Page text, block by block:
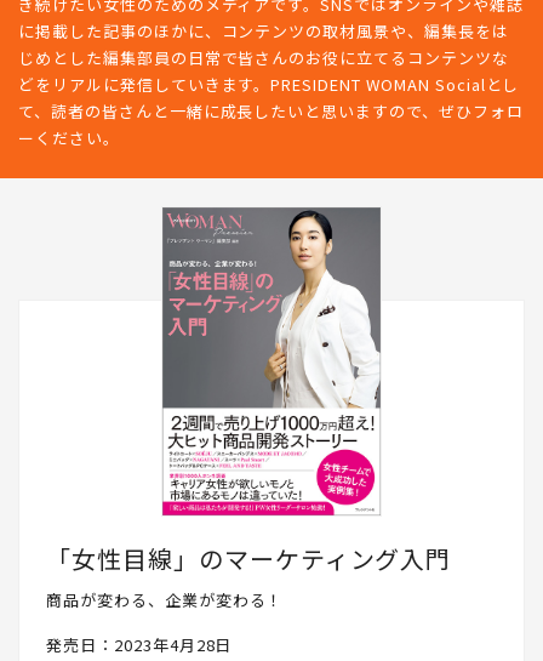
に掲載した記事のほかに、コンテンツの取材風景や、編集長をは
じめとした編集部員の日常で皆さんのお役に立てるコンテンツな
どをリアルに発信していきます。PRESIDENT WOMAN Socialとし
て、読者の皆さんと一緒に成長したいと思いますので、ぜひフォロ
ーください。
「女性目線」のマーケティング入門
商品が変わる、企業が変わる！
発売日：2023年4月28日